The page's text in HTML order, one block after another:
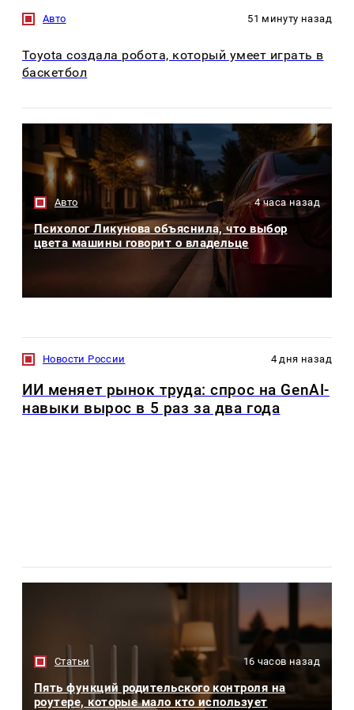
Авто 51 минуту назад
Toyota создала робота, который умеет играть в
баскетбол
Авто 4 часа назад
Психолог Ликунова объяснила, что выбор
цвета машины говорит о владельце
Новости России 4 дня назад
ИИ меняет рынок труда: спрос на GenAI-
навыки вырос в 5 раз за два года
Статьи 16 часов назад
Пять функций родительского контроля на
роутере, которые мало кто использует